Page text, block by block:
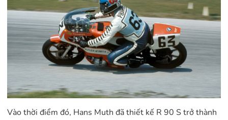
Vào thời điểm đó, Hans Muth đã thiết kế R 90 S trở thành